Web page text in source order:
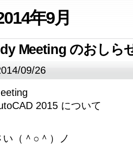
年9月
Meeting のおしら
09/26
2015 について
（＾○＾）ノ